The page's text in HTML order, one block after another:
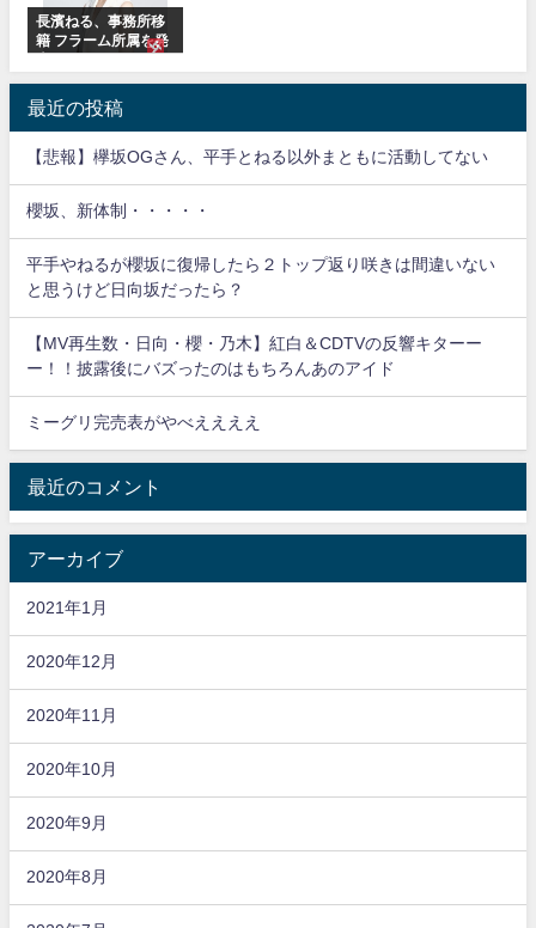
長濱ねる、事務所移
籍 フラーム所属を発
最近の投稿
【悲報】欅坂OGさん、平手とねる以外まともに活動してない
櫻坂、新体制・・・・・
平手やねるが櫻坂に復帰したら２トップ返り咲きは間違いない
と思うけど日向坂だったら？
【MV再生数・日向・櫻・乃木】紅白＆CDTVの反響キターー
ー！！披露後にバズったのはもちろんあのアイド
ミーグリ完売表がやべええええ
最近のコメント
アーカイブ
2021年1月
2020年12月
2020年11月
2020年10月
2020年9月
2020年8月